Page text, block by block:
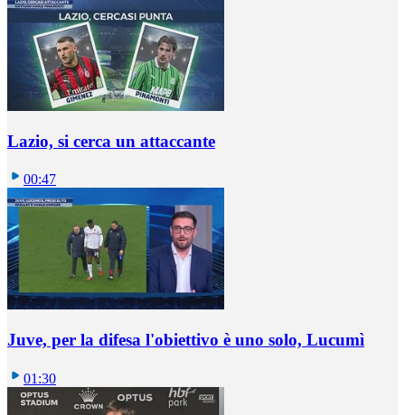
Lazio, si cerca un attaccante
00:47
Juve, per la difesa l'obiettivo è uno solo, Lucumì
01:30